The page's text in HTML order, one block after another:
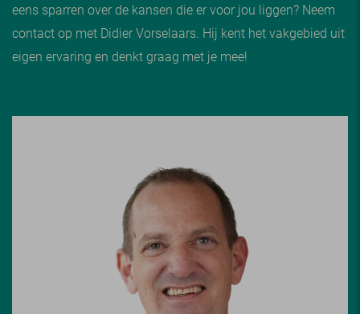
eens sparren over de kansen die er voor jou liggen? Neem
contact op met Didier Vorselaars. Hij kent het vakgebied uit
eigen ervaring en denkt graag met je mee!